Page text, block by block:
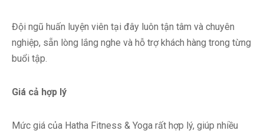
Đội ngũ huấn luyện viên tại đây luôn tận tâm và chuyên
nghiệp, sẵn lòng lắng nghe và hỗ trợ khách hàng trong từng
buổi tập.
Giá cả hợp lý
Mức giá của Hatha Fitness & Yoga rất hợp lý, giúp nhiều